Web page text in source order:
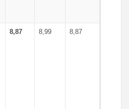
8,87 8,99 8,87